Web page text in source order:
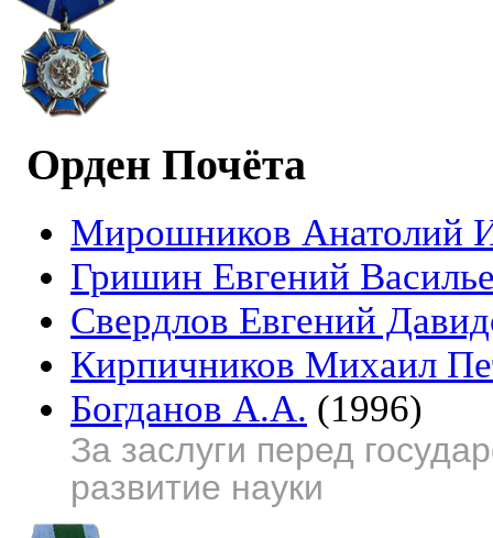
Орден Почёта
Мирошников Анатолий
Гришин Евгений
Свердлов Евгений
Кирпичников Михаил
Богданов А.А. (1996)
За заслуги перед
развитие науки